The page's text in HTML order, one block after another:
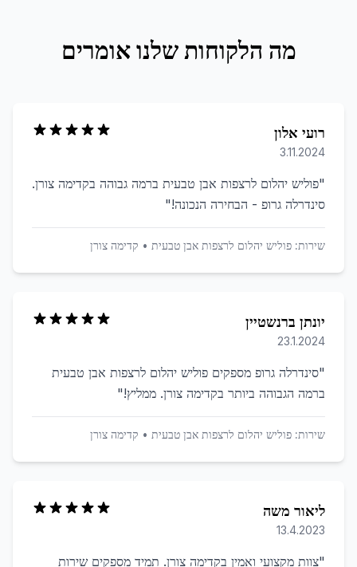
מה הלקוחות שלנו אומרים
רועי אלון
3.11.2024
"פוליש יהלום לרצפות אבן טבעית ברמה גבוהה בקדימה צורן.
סינדרלה גרופ - הבחירה הנכונה!"
שירות: פוליש יהלום לרצפות אבן טבעית • קדימה צורן
יונתן ברנשטיין
23.1.2024
"סינדרלה גרופ מספקים פוליש יהלום לרצפות אבן טבעית
ברמה הגבוהה ביותר בקדימה צורן. ממליץ!"
שירות: פוליש יהלום לרצפות אבן טבעית • קדימה צורן
ליאור משה
13.4.2023
"צוות מקצועי ואמין בקדימה צורן. תמיד מספקים שירות